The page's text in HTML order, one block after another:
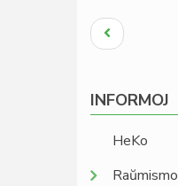
Pagination
Antaŭa
paĝo
INFORMOJ
HeKo
Raŭmismo